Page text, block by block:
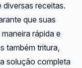
receitas.
que suas
rápida e
também tritura,
solução completa